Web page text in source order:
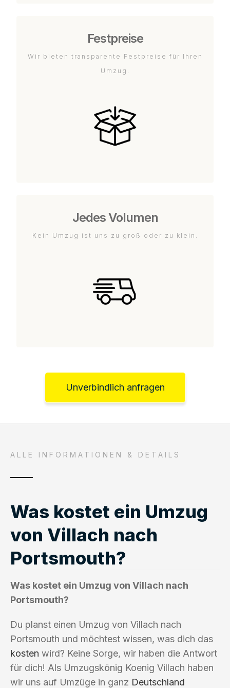
Festpreise
Wir bieten transparente Festpreise für Ihren
Umzug.
Jedes Volumen
Kein Umzug ist uns zu groß oder zu klein.
Unverbindlich anfragen
ALLE INFORMATIONEN & DETAILS
Was kostet ein Umzug
von Villach nach
Portsmouth?
Was kostet ein Umzug von Villach nach
Portsmouth?
Du planst einen Umzug von Villach nach
Portsmouth und möchtest wissen, was dich das
kosten wird? Keine Sorge, wir haben die Antwort
für dich! Als Umzugskönig Koenig Villach haben
wir uns auf Umzüge in ganz Deutschland